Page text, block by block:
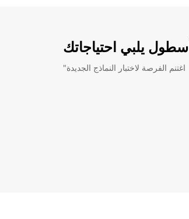
أسطول يلبي احتياجاتك
"اغتنم الفرصة لاختبار النماذج الجديدة